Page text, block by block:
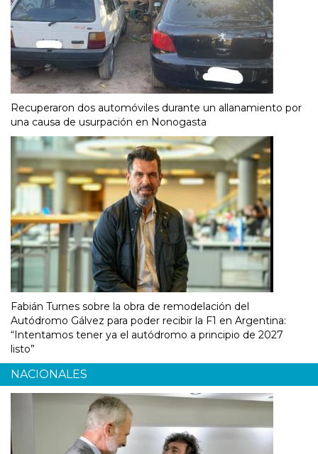
Recuperaron dos automóviles durante un allanamiento por
una causa de usurpación en Nonogasta
Fabián Turnes sobre la obra de remodelación del
Autódromo Gálvez para poder recibir la F1 en Argentina:
“Intentamos tener ya el autódromo a principio de 2027
listo”
NACIONALES